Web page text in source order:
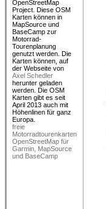
OpenStreetMap
Project. Diese OSM
Karten können in
MapSource und
BaseCamp zur
Motorrad-
Tourenplanung
genutzt werden. Die
Karten können, auf
der Webseite von
Axel Schedler
herunter geladen
werden. Die OSM
Karten gibt es seit
April 2013 auch mit
Höhenlinen für ganz
freie
Motorradtourenkarten
OpenStreetMap für
Garmin, MapSource
und BaseCamp